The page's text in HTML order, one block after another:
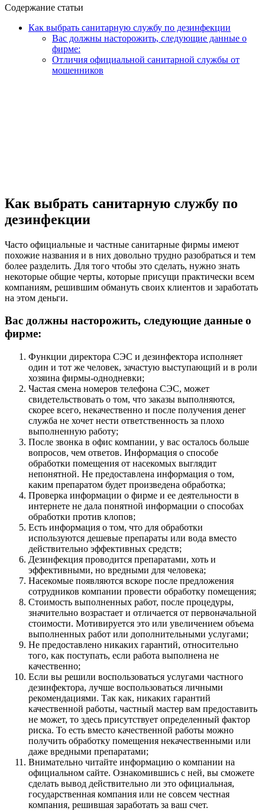
Содержание статьи
Как выбрать санитарную службу по дезинфекции
Вас должны насторожить, следующие данные о
фирме:
Отличия официальной санитарной службы от
мошенников
Как выбрать санитарную службу по
дезинфекции
Часто официальные и частные санитарные фирмы имеют
похожие названия и в них довольно трудно разобраться и тем
более разделить. Для того чтобы это сделать, нужно знать
некоторые общие черты, которые присущи практически всем
компаниям, решившим обмануть своих клиентов и заработать
на этом деньги.
Вас должны насторожить, следующие данные о
фирме:
Функции директора СЭС и дезинфектора исполняет
один и тот же человек, зачастую выступающий и в роли
хозяина фирмы-однодневки;
Частая смена номеров телефона СЭС, может
свидетельствовать о том, что заказы выполняются,
скорее всего, некачественно и после получения денег
служба не хочет нести ответственность за плохо
выполненную работу;
После звонка в офис компании, у вас осталось больше
вопросов, чем ответов. Информация о способе
обработки помещения от насекомых выглядит
непонятной. Не предоставлена информация о том,
каким препаратом будет произведена обработка;
Проверка информации о фирме и ее деятельности в
интернете не дала понятной информации о способах
обработки против клопов;
Есть информация о том, что для обработки
используются дешевые препараты или вода вместо
действительно эффективных средств;
Дезинфекция проводится препаратами, хоть и
эффективными, но вредными для человека;
Насекомые появляются вскоре после предложения
сотрудников компании провести обработку помещения;
Стоимость выполненных работ, после процедуры,
значительно возрастает и отличается от первоначальной
стоимости. Мотивируется это или увеличением объема
выполненных работ или дополнительными услугами;
Не предоставлено никаких гарантий, относительно
того, как поступать, если работа выполнена не
качественно;
Если вы решили воспользоваться услугами частного
дезинфектора, лучше воспользоваться личными
рекомендациями. Так как, никаких гарантий
качественной работы, частный мастер вам предоставить
не может, то здесь присутствует определенный фактор
риска. То есть вместо качественной работы можно
получить обработку помещения некачественными или
даже вредными препаратами;
Внимательно читайте информацию о компании на
официальном сайте. Ознакомившись с ней, вы сможете
сделать вывод действительно ли это официальная,
государственная компания или не совсем честная
компания, решившая заработать за ваш счет.